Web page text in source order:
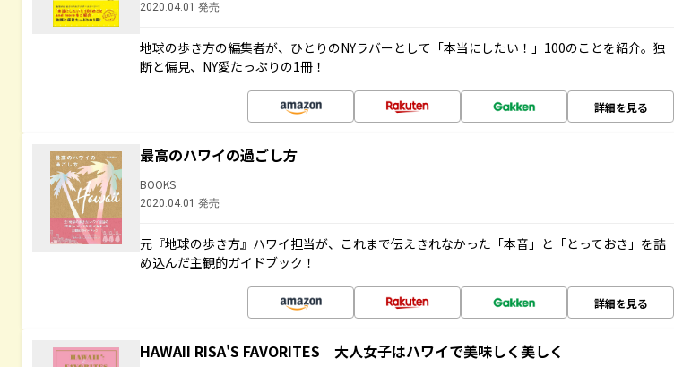
2020.04.01 発売
地球の歩き方の編集者が、ひとりのNYラバーとして「本当にしたい！」100のことを紹介。独
断と偏見、NY愛たっぷりの1冊！
詳細を見る
最高のハワイの過ごし方
BOOKS
2020.04.01 発売
元『地球の歩き方』ハワイ担当が、これまで伝えきれなかった「本音」と「とっておき」を詰
め込んだ主観的ガイドブック！
詳細を見る
HAWAII RISA'S FAVORITES 大人女子はハワイで美味しく美しく